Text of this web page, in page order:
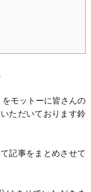
モットーに皆さんの
ただいております鈴
記事をまとめさせて